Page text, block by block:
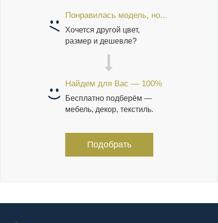
Понравилась модель, но...
Хочется другой цвет,
размер и дешевле?
Найдем для Вас — 100%
Бесплатно подберём —
мебель, декор, текстиль.
Подобрать